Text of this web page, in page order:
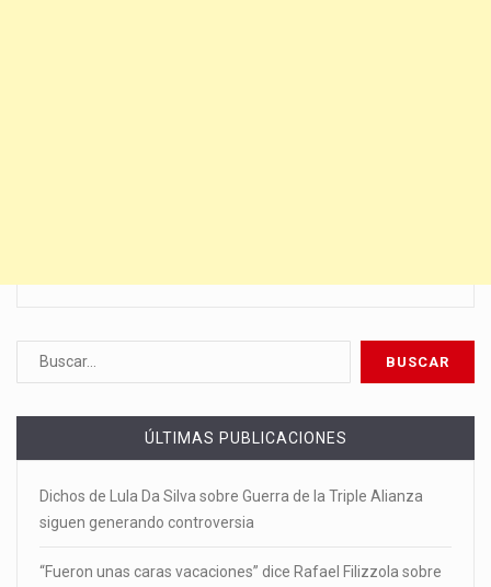
ÚLTIMAS PUBLICACIONES
Dichos de Lula Da Silva sobre Guerra de la Triple Alianza
siguen generando controversia
“Fueron unas caras vacaciones” dice Rafael Filizzola sobre